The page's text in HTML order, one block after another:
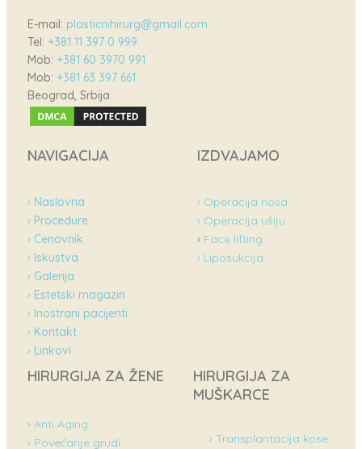
E-mail: plasticnihirurg@gmail.com
Tel: +381 11 397 0 999
Mob: +381 60 3970 991
Mob: +381 63 397 661
Beograd, Srbija
NAVIGACIJA
› Naslovna
› Procedure
› Cenovnik
› Iskustva
› Galerija
› Estetski magazin
› Inostrani pacijenti
› Kontakt
› Linkovi
IZDVAJAMO
› Operacija nosa
› Operacija ušiju
› Face lifting
› Liposukcija
HIRURGIJA ZA ŽENE
› Anti Aging
› Povećanje grudi
HIRURGIJA ZA
MUŠKARCE
› Transplantacija kose